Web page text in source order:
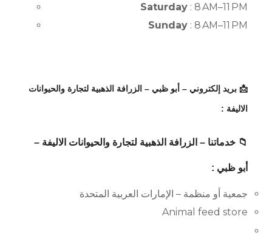
Saturday : 8 AM–11 PM
Sunday : 8 AM–11 PM
📩 بريد إلكتروني – أبو ظبي – الزرافة الذهبية لتجارة والحيوانات
الاليفة :
📁 خدماتنا – الزرافة الذهبية لتجارة والحيوانات الاليفة –
أبو ظبي :
جمعية أو منظمة – الإمارات العربية المتحدة
Animal feed store